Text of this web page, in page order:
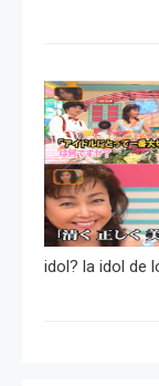
idol? la idol de